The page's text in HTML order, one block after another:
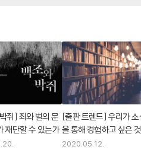
기를 올린 어느 독자의 말처럼 잊고
각하면서 읽었습니다. 바로 지금 이
하네요. _10대 여학생
나지 않아 초조한 가운데 만난 이 소
쥐] 죄와 벌의 문
재단할 수 있는가
[출판 트렌드] 우리가 소
을 통해 경험하고 싶은 것
2020.05.12.